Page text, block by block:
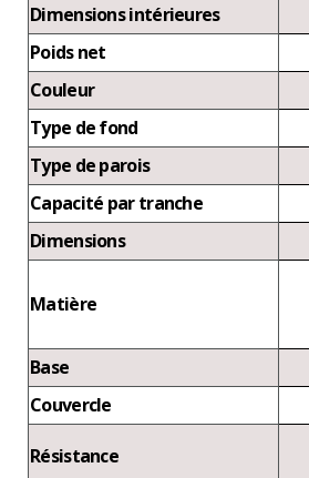
Dimensions intérieures
Poids net
Couleur
Type de fond
Type de parois
Capacité par tranche
Dimensions
Matière
Base
Couvercle
Résistance